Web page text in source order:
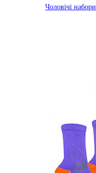
Чоловічі набори